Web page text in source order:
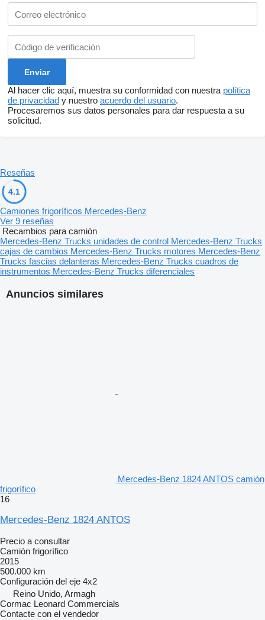
Al hacer clic aquí, muestra su conformidad con nuestra política
de privacidad y nuestro acuerdo del usuario.
Procesaremos sus datos personales para dar respuesta a su
solicitud.
Anuncios similares
Mercedes-Benz 1824 ANTOS camión
frigorífico
16
Mercedes-Benz 1824 ANTOS
Precio a consultar
Camión frigorífico
2015
500.000 km
Configuración del eje 4x2
Reino Unido, Armagh
Cormac Leonard Commercials
Contacte con el vendedor
Reseñas
4.1
Camiones frigoríficos Mercedes-Benz
Ver 9 reseñas
Recambios para camión
Mercedes-Benz Trucks unidades de control Mercedes-Benz Trucks
cajas de cambios Mercedes-Benz Trucks motores Mercedes-Benz
Trucks fascias delanteras Mercedes-Benz Trucks cuadros de
instrumentos Mercedes-Benz Trucks diferenciales